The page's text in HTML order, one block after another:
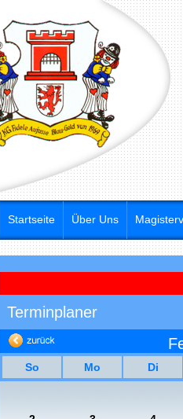
Startseite Über Uns
Terminplaner
So Mo Di